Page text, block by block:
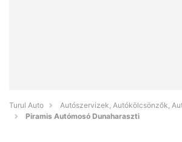
Turul Auto
Autószervizek, Autókölcsönzők,
Piramis Autómosó Dunaharaszti